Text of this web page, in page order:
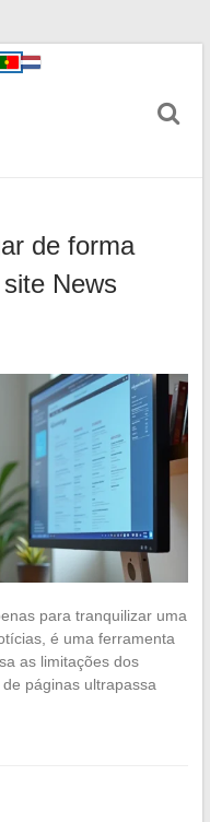
de forma
News
para tranquilizar uma
é uma ferramenta
as limitações dos
páginas ultrapassa